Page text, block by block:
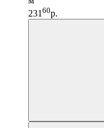
231 60р.